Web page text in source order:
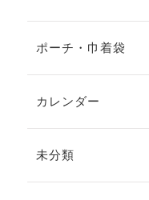
ポーチ・巾着袋
カレンダー
未分類